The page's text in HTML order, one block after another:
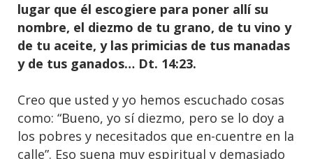
lugar que él escogiere para poner allí su
nombre, el diezmo de tu grano, de tu vino y
de tu aceite, y las primicias de tus manadas
y de tus ganados… Dt. 14:23.
Creo que usted y yo hemos escuchado cosas
como: “Bueno, yo sí diezmo, pero se lo doy a
los pobres y necesitados que en-cuentre en la
calle”. Eso suena muy espiritual y demasiado